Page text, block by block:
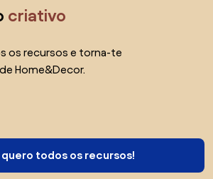
criativo
os recursos e torna-te
Home&Decor.
quero todos os recursos!